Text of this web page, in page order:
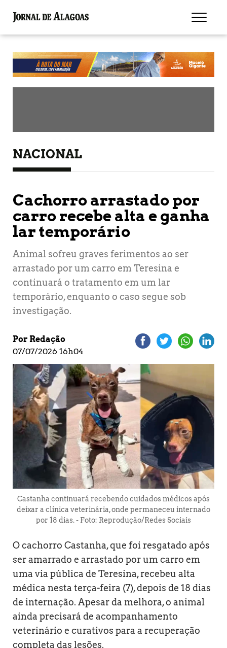
NACIONAL
Cachorro arrastado por
carro recebe alta e ganha
lar temporário
Animal sofreu graves ferimentos ao ser
arrastado por um carro em Teresina e
continuará o tratamento em um lar
temporário, enquanto o caso segue sob
investigação.
Por Redação
07/07/2026 16h04
Castanha continuará recebendo cuidados médicos após
deixar a clínica veterinária, onde permaneceu internado
por 18 dias. - Foto: Reprodução/Redes Sociais
O cachorro Castanha, que foi resgatado após
ser amarrado e arrastado por um carro em
uma via pública de Teresina, recebeu alta
médica nesta terça-feira (7), depois de 18 dias
de internação. Apesar da melhora, o animal
ainda precisará de acompanhamento
veterinário e curativos para a recuperação
completa das lesões.